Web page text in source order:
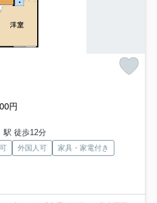
円
駅 徒歩12分
外国人可
家具・家電付き